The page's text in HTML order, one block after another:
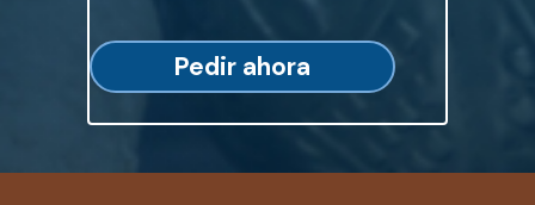
Pedir ahora